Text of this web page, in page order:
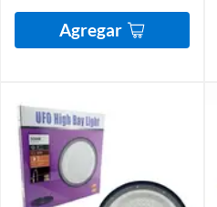
Agregar